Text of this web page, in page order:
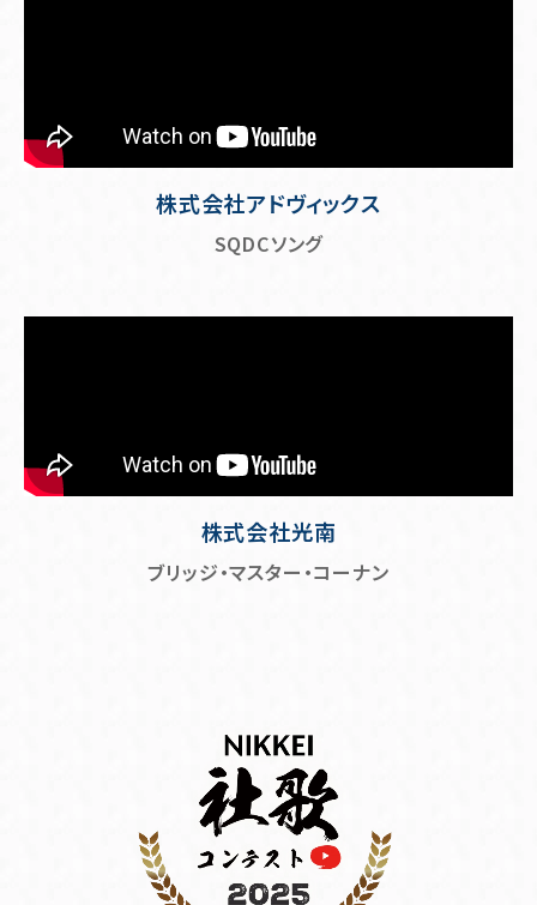
株式会社アドヴィックス
SQDCソング
株式会社光南
ブリッジ・マスター・コーナン